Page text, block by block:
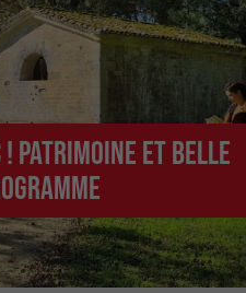
Patrimoine et belle